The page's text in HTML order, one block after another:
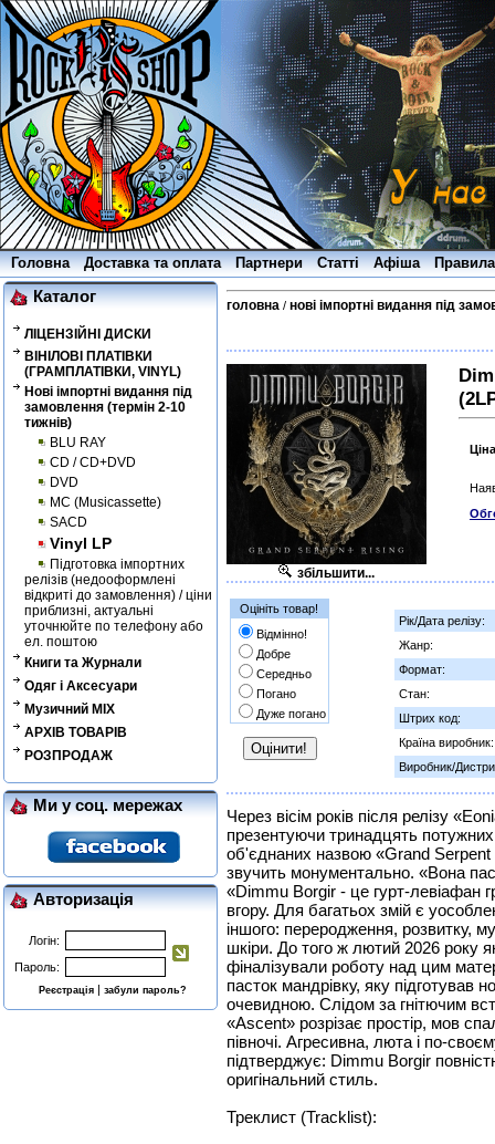
Головна Доставка та оплата Партнери Статті Афіша
Каталог
ЛІЦЕНЗІЙНІ ДИСКИ
ВІНІЛОВІ ПЛАТІВКИ
(ГРАМПЛАТІВКИ, VINYL)
Нові імпортні видання під
замовлення (термін 2-10
тижнів)
BLU RAY
CD / CD+DVD
DVD
MC (Musicassette)
SACD
Vinyl LP
Підготовка імпортних
релізів (недооформлені
відкриті до замовлення) / ціни
приблизні, актуальні
уточнюйте по телефону або
ел. поштою
Книги та Журнали
Одяг і Аксесуари
Музичний MIX
АРХІВ ТОВАРІВ
РОЗПРОДАЖ
Ми у соц. мережах
Авторизація
Логін:
Пароль:
Реєстрація |забули пароль?
головна / нові імпортні видання під
збільшити...
Оцініть товар!
Відмінно!
Добре
Середньо
Погано
Дуже погано
Рік/Дата релізу:
Жанр:
Формат:
Стан:
Штрих код:
Країна виробник:
Виробник/
Через вісім років після релізу
презентуючи тринадцять
об'єднаних назвою «Grand Serpent
звучить монументально. «Вона
«Dimmu Borgir - це гурт-левіафан
вгору. Для багатьох змій є
іншого: переродження, розвитку,
шкіри. До того ж лютий 2026 року
фіналізували роботу над цим
пасток мандрівку, яку підготував
очевидною. Слідом за гнітючим
«Ascent» розрізає простір, мов
півночі. Агресивна, люта і по-
підтверджує: Dimmu Borgir
оригінальний стиль.
Треклист (Tracklist):